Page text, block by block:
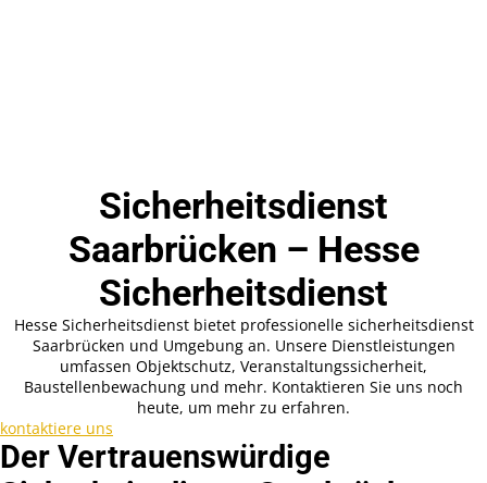
Sicherheitsdienst
Saarbrücken – Hesse
Sicherheitsdienst
Hesse Sicherheitsdienst bietet professionelle sicherheitsdienst
Saarbrücken und Umgebung an. Unsere Dienstleistungen
umfassen Objektschutz, Veranstaltungssicherheit,
Baustellenbewachung und mehr. Kontaktieren Sie uns noch
heute, um mehr zu erfahren.
kontaktiere uns
Der Vertrauenswürdige